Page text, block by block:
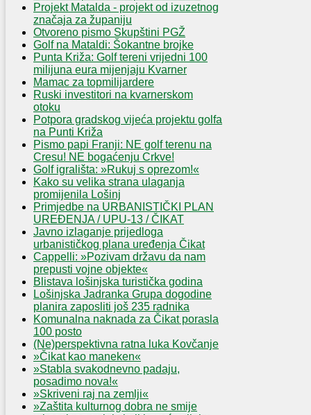
Projekt Matalda - projekt od izuzetnog
značaja za županiju
Otvoreno pismo Skupštini PGŽ
Golf na Mataldi: Šokantne brojke
Punta Križa: Golf tereni vrijedni 100
milijuna eura mijenjaju Kvarner
Mamac za topmilijardere
Ruski investitori na kvarnerskom
otoku
Potpora gradskog vijeća projektu golfa
na Punti Križa
Pismo papi Franji: NE golf terenu na
Cresu! NE bogaćenju Crkve!
Golf igrališta: »Rukuj s oprezom!«
Kako su velika strana ulaganja
promijenila Lošinj
Primjedbe na URBANISTIČKI PLAN
UREĐENJA / UPU-13 / ČIKAT
Javno izlaganje prijedloga
urbanističkog plana uređenja Čikat
Cappelli: »Pozivam državu da nam
prepusti vojne objekte«
Blistava lošinjska turistička godina
Lošinjska Jadranka Grupa dogodine
planira zaposliti još 235 radnika
Komunalna naknada za Čikat porasla
100 posto
(Ne)perspektivna ratna luka Kovčanje
»Čikat kao maneken«
»Stabla svakodnevno padaju,
posadimo nova!«
»Skriveni raj na zemlji«
»Zaštita kulturnog dobra ne smije